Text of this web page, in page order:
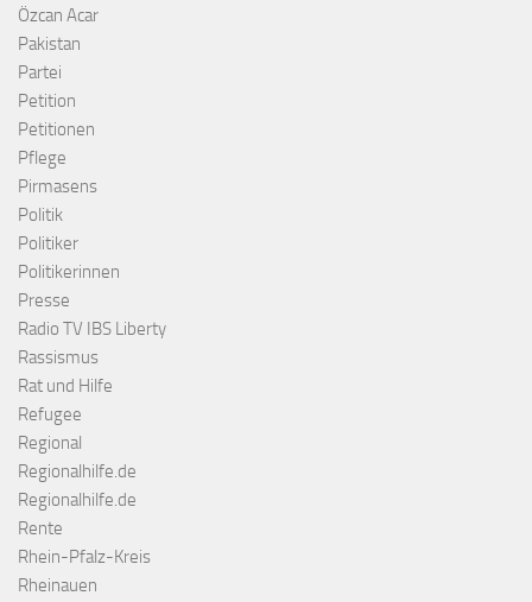
Özcan Acar
Pakistan
Partei
Petition
Petitionen
Pflege
Pirmasens
Politik
Politiker
Politikerinnen
Presse
Radio TV IBS Liberty
Rassismus
Rat und Hilfe
Refugee
Regional
Regionalhilfe.de
Regionalhilfe.de
Rente
Rhein-Pfalz-Kreis
Rheinauen